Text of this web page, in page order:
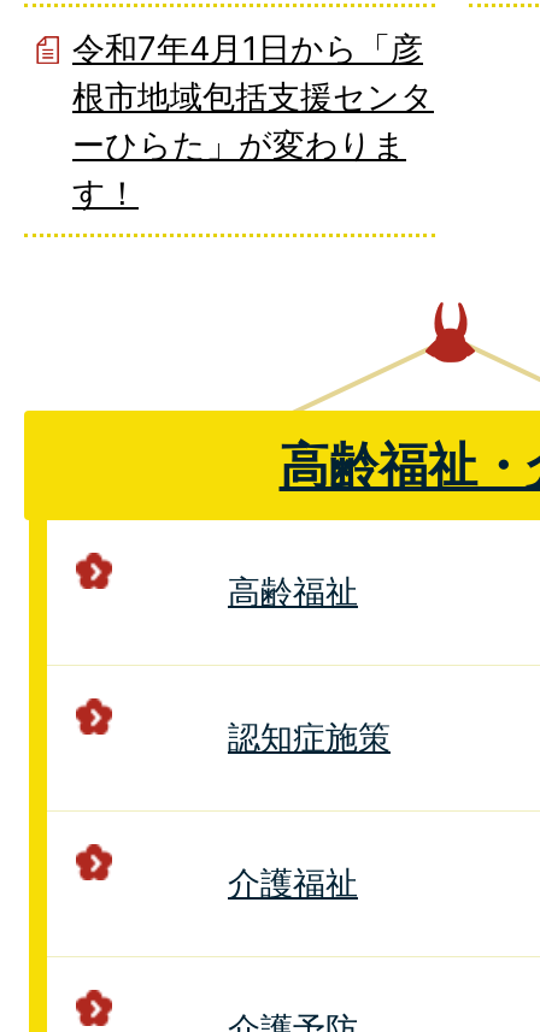
令和7年4月1日から「彦
根市地域包括支援センタ
ーひらた」が変わりま
す！
高齢福祉・
高齢福祉
認知症施策
介護福祉